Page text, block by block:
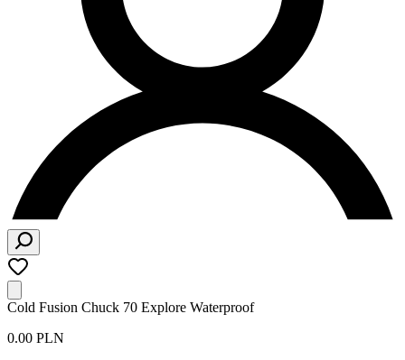
Cold Fusion Chuck 70 Explore Waterproof
0.00 PLN